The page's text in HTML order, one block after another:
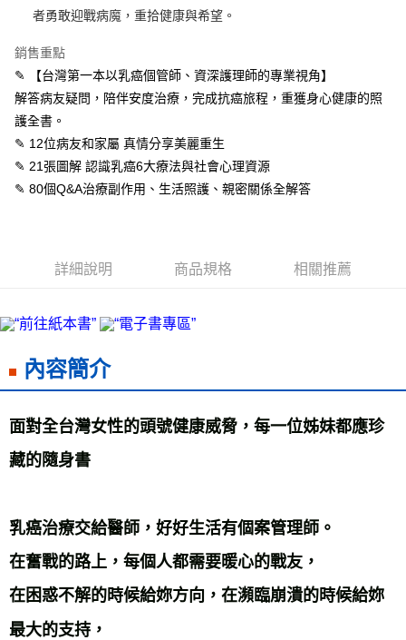
宅配
數位商品免運
免運費
離島宅配
數位商品海外免運
者勇敢迎戰病魔，重拾健康與希望。
銷售重點
✎ 【台灣第一本以乳癌個管師、資深護理師的專業視角】
解答病友疑問，陪伴安度治療，完成抗癌旅程，重獲身心健康的照
護全書。
✎ 12位病友和家屬 真情分享美麗重生
✎ 21張圖解 認識乳癌6大療法與社會心理資源
✎ 80個Q&A治療副作用、生活照護、親密關係全解答
詳細說明 商品規格 相關推薦
內容簡介
面對全台灣女性的頭號健康威脅，每一位姊妹都應珍
藏的隨身書
乳癌治療交給醫師，好好生活有個案管理師。
在奮戰的路上，每個人都需要暖心的戰友，
在困惑不解的時候給妳方向，在瀕臨崩潰的時候給妳
最大的支持，